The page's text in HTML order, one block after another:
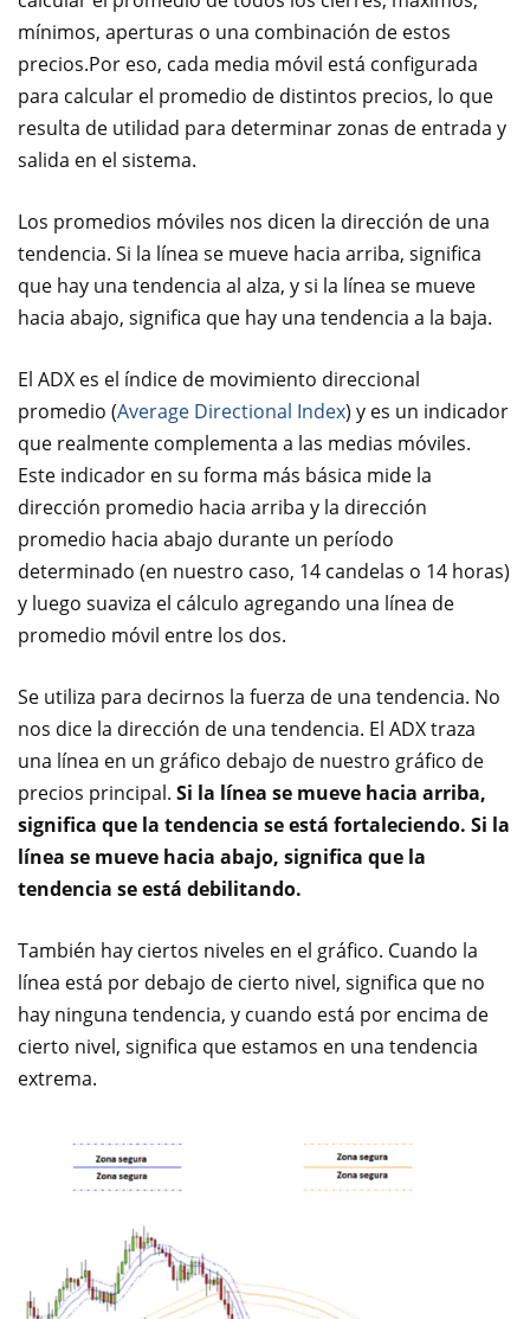
mínimos, aperturas o una combinación de estos
precios.Por eso, cada media móvil está configurada
para calcular el promedio de distintos precios, lo que
resulta de utilidad para determinar zonas de entrada y
salida en el sistema.
Los promedios móviles nos dicen la dirección de una
tendencia. Si la línea se mueve hacia arriba, significa
que hay una tendencia al alza, y si la línea se mueve
hacia abajo, significa que hay una tendencia a la baja.
El ADX es el índice de movimiento direccional
promedio (Average Directional Index) y es un indicador
que realmente complementa a las medias móviles.
Este indicador en su forma más básica mide la
dirección promedio hacia arriba y la dirección
promedio hacia abajo durante un período
determinado (en nuestro caso, 14 candelas o 14 horas)
y luego suaviza el cálculo agregando una línea de
promedio móvil entre los dos.
Se utiliza para decirnos la fuerza de una tendencia. No
nos dice la dirección de una tendencia. El ADX traza
una línea en un gráfico debajo de nuestro gráfico de
precios principal. Si la línea se mueve hacia arriba,
significa que la tendencia se está fortaleciendo. Si la
línea se mueve hacia abajo, significa que la
tendencia se está debilitando.
También hay ciertos niveles en el gráfico. Cuando la
línea está por debajo de cierto nivel, significa que no
hay ninguna tendencia, y cuando está por encima de
cierto nivel, significa que estamos en una tendencia
extrema.